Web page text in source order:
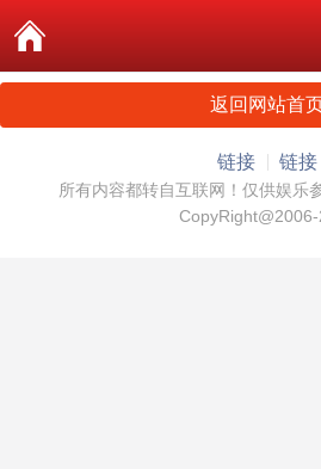
返回网站首
链接 链接
所有内容都转自互联网！仅供娱乐